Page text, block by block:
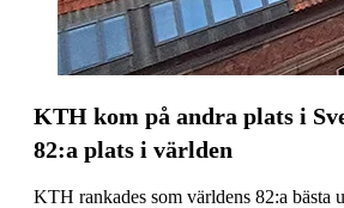
KTH kom på andra plats i
82:a plats i världen
KTH rankades som världens 82:a bästa